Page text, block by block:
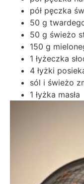
pół pęczka
50 g
50 g świeżo
150 g
1 łyżeczka
4 łyżki
sól i świeżo
1 łyżka masła